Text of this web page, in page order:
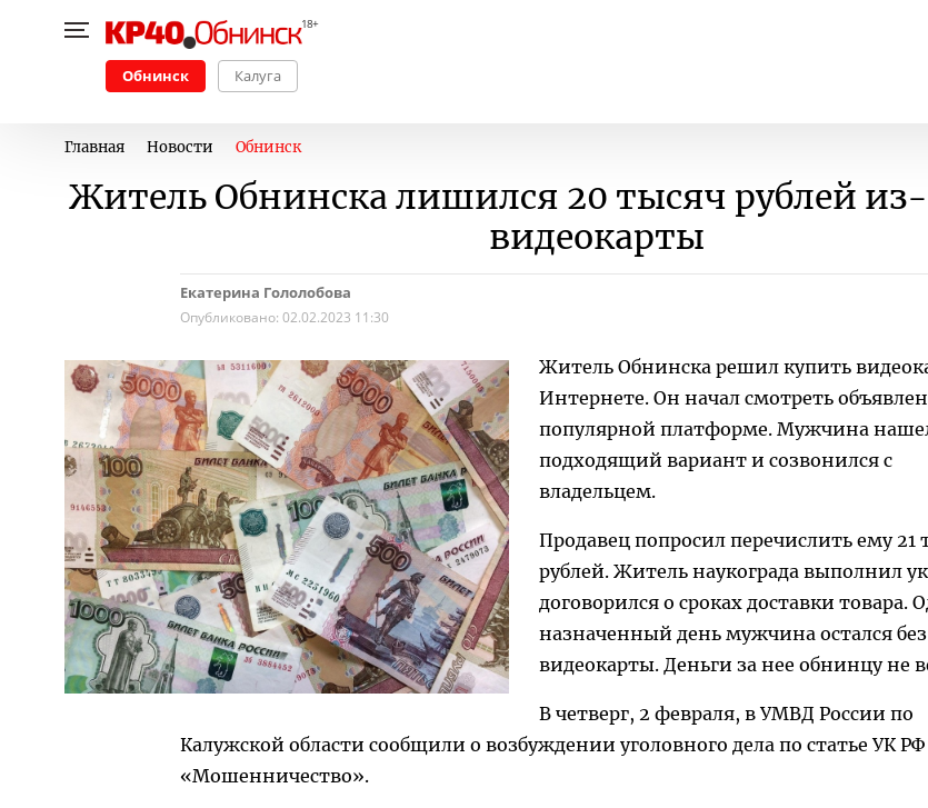
Обнинск Калуга
Главная Новости Обнинск
Житель Обнинска лишился 20 тысяч рублей
видеокарты
Екатерина Гололобова
Опубликовано: 02.02.2023 11:30
Житель Обнинска решил купить
Интернете. Он начал смотреть
популярной платформе. Мужчина
подходящий вариант и созвонился с
владельцем.
Продавец попросил перечислить ему 21
рублей. Житель наукограда выполнил
договорился о сроках доставки товара.
назначенный день мужчина остался без
видеокарты. Деньги за нее обнинцу не
В четверг, 2 февраля, в УМВД России по
Калужской области сообщили о возбуждении уголовного дела по статье УК РФ
«Мошенничество».